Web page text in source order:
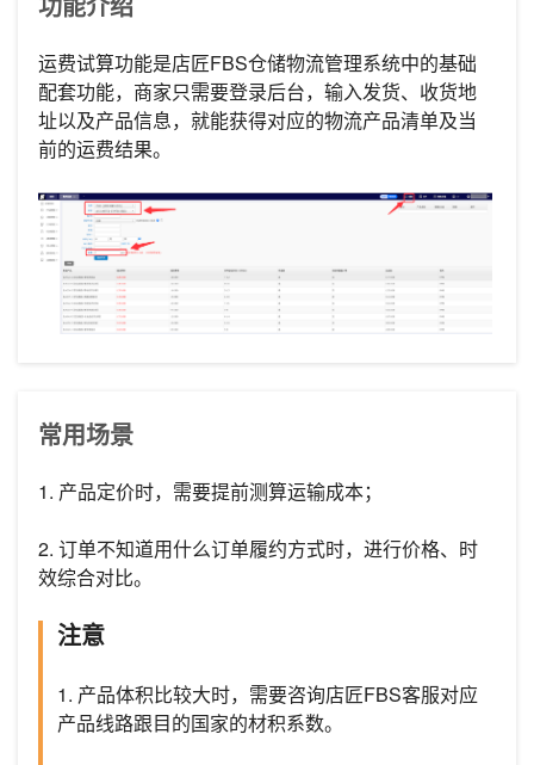
运费试算功能是店匠FBS仓储物流管理系统中的基础
配套功能，商家只需要登录后台，输入发货、收货地
址以及产品信息，就能获得对应的物流产品清单及当
前的运费结果。
常用场景
1. 产品定价时，需要提前测算运输成本；
2. 订单不知道用什么订单履约方式时，进行价格、时
效综合对比。
注意
1. 产品体积比较大时，需要咨询店匠FBS客服对应
产品线路跟目的国家的材积系数。